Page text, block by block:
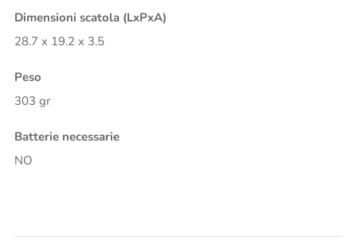
Dimensioni scatola (LxPxA)
28.7 x 19.2 x 3.5
Peso
303 gr
Batterie necessarie
NO